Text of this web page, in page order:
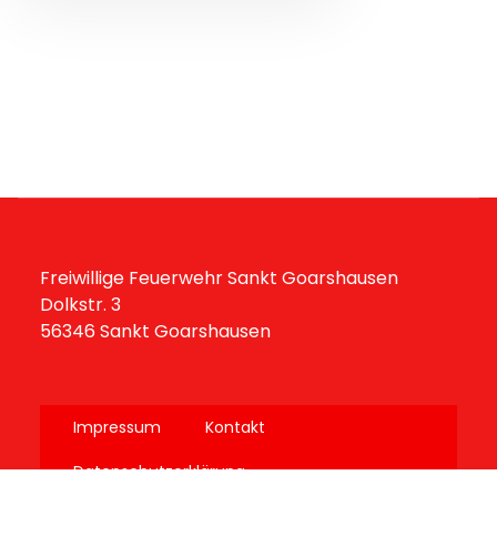
Freiwillige Feuerwehr Sankt Goarshausen
Dolkstr. 3
56346 Sankt Goarshausen
Impressum
Kontakt
Datenschutzerklärung